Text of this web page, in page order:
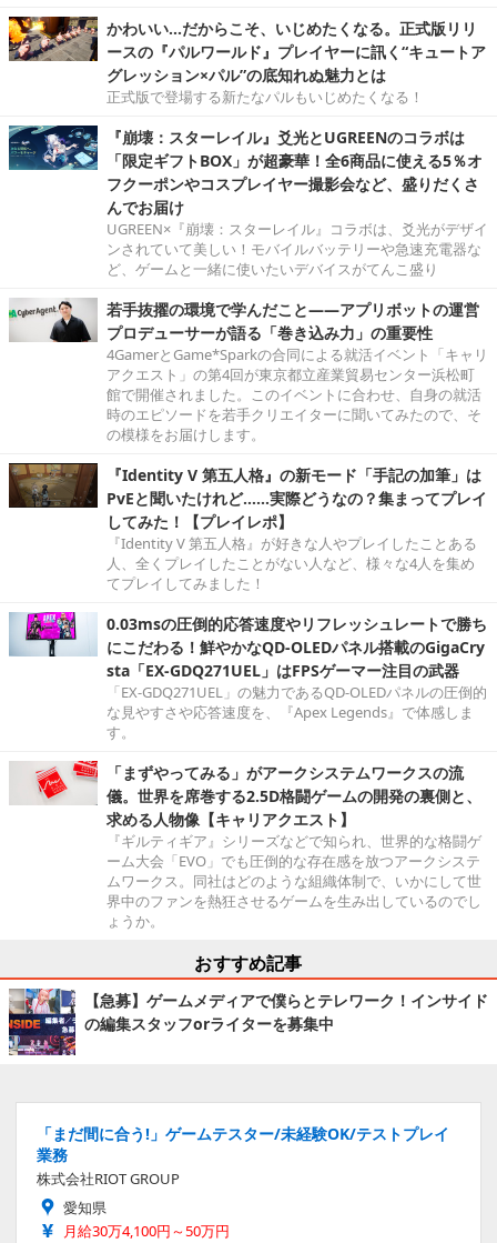
かわいい…だからこそ、いじめたくなる。正式版リリ
ースの『パルワールド』プレイヤーに訊く“キュートア
グレッション×パル”の底知れぬ魅力とは
正式版で登場する新たなパルもいじめたくなる！
『崩壊：スターレイル』爻光とUGREENのコラボは
「限定ギフトBOX」が超豪華！全6商品に使える5％オ
フクーポンやコスプレイヤー撮影会など、盛りだくさ
んでお届け
UGREEN×『崩壊：スターレイル』コラボは、爻光がデザイ
ンされていて美しい！モバイルバッテリーや急速充電器な
ど、ゲームと一緒に使いたいデバイスがてんこ盛り
若手抜擢の環境で学んだこと――アプリボットの運営
プロデューサーが語る「巻き込み力」の重要性
4GamerとGame*Sparkの合同による就活イベント「キャリ
アクエスト」の第4回が東京都立産業貿易センター浜松町
館で開催されました。このイベントに合わせ、自身の就活
時のエピソードを若手クリエイターに聞いてみたので、そ
の模様をお届けします。
『Identity V 第五人格』の新モード「手記の加筆」は
PvEと聞いたけれど……実際どうなの？集まってプレイ
してみた！【プレイレポ】
『Identity V 第五人格』が好きな人やプレイしたことある
人、全くプレイしたことがない人など、様々な4人を集め
てプレイしてみました！
0.03msの圧倒的応答速度やリフレッシュレートで勝ち
にこだわる！鮮やかなQD-OLEDパネル搭載のGigaCry
sta「EX-GDQ271UEL」はFPSゲーマー注目の武器
「EX-GDQ271UEL」の魅力であるQD-OLEDパネルの圧倒的
な見やすさや応答速度を、『Apex Legends』で体感しま
す。
「まずやってみる」がアークシステムワークスの流
儀。世界を席巻する2.5D格闘ゲームの開発の裏側と、
求める人物像【キャリアクエスト】
『ギルティギア』シリーズなどで知られ、世界的な格闘ゲ
ーム大会「EVO」でも圧倒的な存在感を放つアークシステ
ムワークス。同社はどのような組織体制で、いかにして世
界中のファンを熱狂させるゲームを生み出しているのでし
ょうか。
おすすめ記事
【急募】ゲームメディアで僕らとテレワーク！インサイド
の編集スタッフorライターを募集中
「まだ間に合う!」ゲームテスター/未経験OK/テストプレイ
業務
株式会社RIOT GROUP
愛知県
月給30万4,100円～50万円